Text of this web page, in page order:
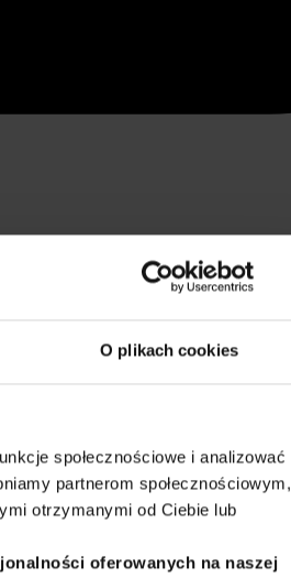
O plikach cookies
społecznościowe i analizować
partnerom społecznościowym,
otrzymanymi od Ciebie lub
oferowanych na naszej